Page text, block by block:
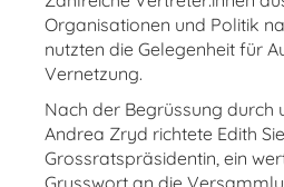
Organisationen und Politik
nutzten die Gelegenheit für
Vernetzung.
Nach der Begrüssung durch
Andrea Zryd richtete Edith
Grossratspräsidentin, ein
Grusswort an die